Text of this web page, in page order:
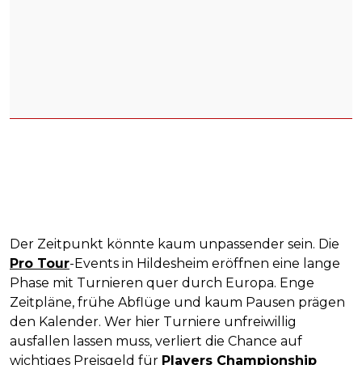
Der Zeitpunkt könnte kaum unpassender sein. Die
Pro Tour-Events in Hildesheim eröffnen eine lange
Phase mit Turnieren quer durch Europa. Enge
Zeitpläne, frühe Abflüge und kaum Pausen prägen
den Kalender. Wer hier Turniere unfreiwillig
ausfallen lassen muss, verliert die Chance auf
wichtiges Preisgeld für Players Championship